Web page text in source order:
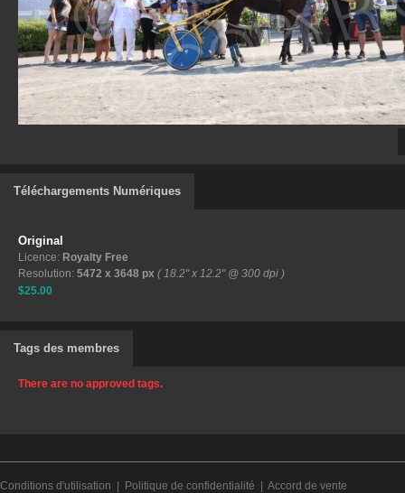
Téléchargements Numériques
Original
Licence: Royalty Free
Resolution: 5472 x 3648 px ( 18.2" x 12.2" @ 300 dpi )
$25.00
Tags des membres
There are no approved tags.
Conditions d'utilisation Politique de confidentialité
Accord de vente